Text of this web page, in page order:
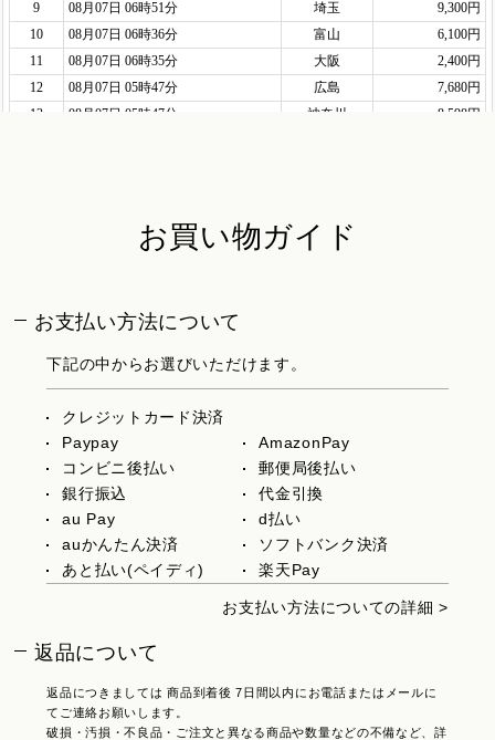
お買い物ガイド
お支払い方法について
下記の中からお選びいただけます。
クレジットカード決済
Paypay
AmazonPay
コンビニ後払い
郵便局後払い
銀行振込
代金引換
au Pay
d払い
auかんたん決済
ソフトバンク決済
あと払い(ペイディ)
楽天Pay
お支払い方法についての詳細 >
返品について
返品につきましては 商品到着後 7日間以内にお電話またはメールに
てご連絡お願いします。
破損・汚損・不良品・ご注文と異なる商品や数量などの不備など、詳